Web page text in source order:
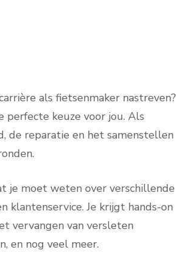
als fietsenmaker nastreven?
perfecte keuze voor jou. Als
de reparatie en het samenstellen
je moet weten over verschillende
klantenservice. Je krijgt hands-on
vervangen van versleten
en nog veel meer.